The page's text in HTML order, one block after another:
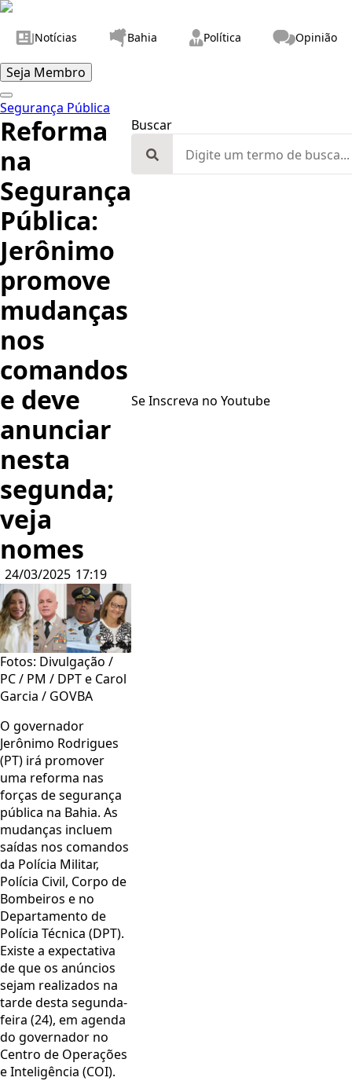
Notícias Bahia Política Opinião
Seja Membro
Segurança Pública
Reforma
na
Segurança
Pública:
Jerônimo
promove
mudanças
nos
comandos
e deve
anunciar
nesta
segunda;
veja
nomes
24/03/2025 17:19
Fotos: Divulgação /
PC / PM / DPT e Carol
Garcia / GOVBA
O governador
Jerônimo Rodrigues
(PT) irá promover
uma reforma nas
forças de segurança
pública na Bahia. As
mudanças incluem
saídas nos comandos
da Polícia Militar,
Polícia Civil, Corpo de
Bombeiros e no
Departamento de
Polícia Técnica (DPT).
Existe a expectativa
de que os anúncios
sejam realizados na
tarde desta segunda-
feira (24), em agenda
do governador no
Centro de Operações
e Inteligência (COI).
Buscar
for:
Se Inscreva no Youtube